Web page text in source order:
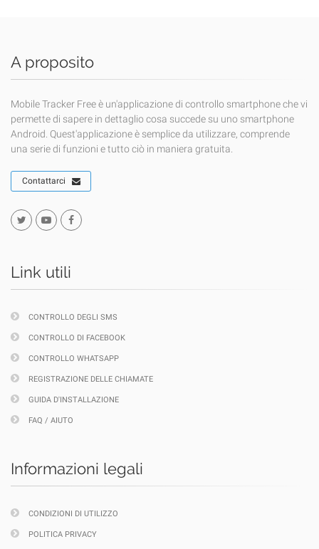
A proposito
Mobile Tracker Free è un'applicazione di controllo smartphone che vi
permette di sapere in dettaglio cosa succede su uno smartphone
Android. Quest'applicazione è semplice da utilizzare, comprende
una serie di funzioni e tutto ciò in maniera gratuita.
Contattarci
Link utili
CONTROLLO DEGLI SMS
CONTROLLO DI FACEBOOK
CONTROLLO WHATSAPP
REGISTRAZIONE DELLE CHIAMATE
GUIDA D'INSTALLAZIONE
FAQ / AIUTO
Informazioni legali
CONDIZIONI DI UTILIZZO
POLITICA PRIVACY